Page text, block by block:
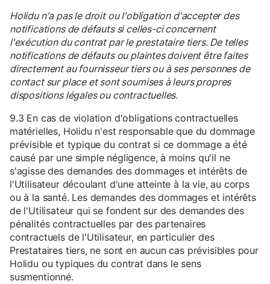
Holidu n'a pas le droit ou l'obligation d'accepter des
notifications de défauts si celles-ci concernent
l'exécution du contrat par le prestataire tiers. De telles
notifications de défauts ou plaintes doivent être faites
directement au fournisseur tiers ou à ses personnes de
contact sur place et sont soumises à leurs propres
dispositions légales ou contractuelles.
9.3 En cas de violation d'obligations contractuelles
matérielles, Holidu n'est responsable que du dommage
prévisible et typique du contrat si ce dommage a été
causé par une simple négligence, à moins qu'il ne
s'agisse des demandes des dommages et intérêts de
l'Utilisateur découlant d'une atteinte à la vie, au corps
ou à la santé. Les demandes des dommages et intérêts
de l'Utilisateur qui se fondent sur des demandes des
pénalités contractuelles par des partenaires
contractuels de l'Utilisateur, en particulier des
Prestataires tiers, ne sont en aucun cas prévisibles pour
Holidu ou typiques du contrat dans le sens
susmentionné.